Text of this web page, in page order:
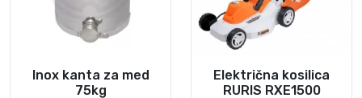
l
a
j
e
Inox kanta za med
75kg
Električna kosilica
RURIS RXE1500